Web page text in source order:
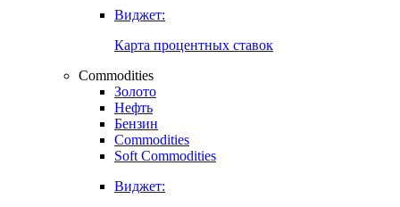
Виджет:
Карта процентных ставок
Commodities
Золото
Нефть
Бензин
Commodities
Soft Commodities
Виджет: